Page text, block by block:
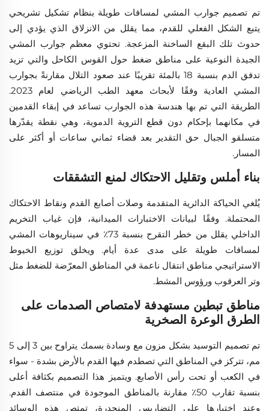
تم تصميم جوارب المشي لمسافات طويلة بنظام تشكيل تشريحي
يتبع الشكل الفعلي للقدم، مما يقلل من الانزلاق الذي يؤدي إلى
حدوث تلك البقع الساخنة المزعجة. تحتوي معظم جوارب المشي
الجيدة النوعية على مناطق ضغط حول القوس الكاحل والتي تزيد
تدفق الدم بنسبة 18 بالمئة تقريبًا عند صعود التلال مقارنةً بجوارب
المشي العادية وفقًا لأبحاث معهد الطب الرياضي لعام 2023.
الطريقة التي تم بها هندسة هذه الجوارب تساعد في إبقاء القدمين
في مكانهما بإحكام دون قطع التروية الدموية، وهي نقطة يقدّرها
متسلقو الجبال حق التقدير بعد قضاء ثماني ساعات أو أكثر على
المسار.
بناء أملس وتقليل الاحتكاك لمنع التشققات
يُلغي الحياكة الدائرية المتقدمة وصلات أصابع القدم ونقاط الاحتكاك
المحتملة. وفقًا لبيانات الاختبارات الميدانية، فإن غياب التخريم
الداخلي يقلل من خطر التقرح بنسبة 73٪ في سيناريوهات المشي
لمسافات طويلة على مدى عدة أيام. ويخلق توزيع الخيوط
الاستراتيجي مناطق انتقال ناعمة في المناطق المعرّضة للضغط مثل
وتر العرقوب ورؤوس المشط.
مناطق تبطين مستهدفة لامتصاص الصدمات على
الطرق الوعرة الصخرية
تم تصميم التوسيد بشكل مزون مع وسادة بسمك يتراوح بين 3 إلى 5
مم، تتركز في المناطق التي تصطدم فيها القدم بالأرض بشدة - سواء
في الكعب أو تحت رأس الأصابع. ويتميز هذا التصميم بكثافة أعلى
بنسبة تقارب 50٪ مقارنة بالمناطق الموجودة في منتصف القدم.
وعند اختبارها على التضاريس المنحدرة، تمتص هذه الوسائد